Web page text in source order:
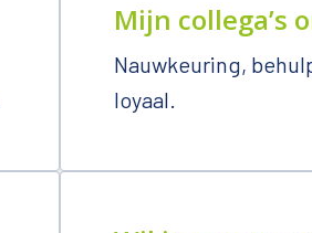
Mijn collega’s
Nauwkeuring,
loyaal.